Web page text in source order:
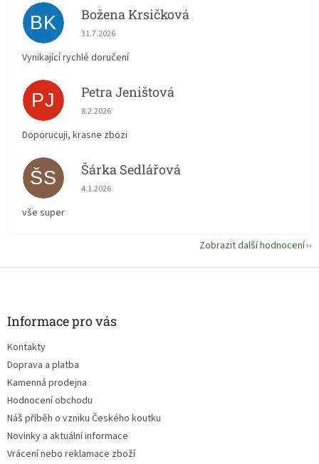
BK Božena Krsičková
Hodnocení obchodu je 5 z 5 hvězdiček.
31.7.2026
Vynikající rychlé doručení
PJ Petra Jeništová
Hodnocení obchodu je 5 z 5 hvězdiček.
8.2.2026
Doporucuji, krasne zbozi
ŠS Šárka Sedlářová
Hodnocení obchodu je 5 z 5 hvězdiček.
4.1.2026
vše super
Zobrazit další hodnocení
Informace pro vás
Kontakty
Doprava a platba
Kamenná prodejna
Hodnocení obchodu
Náš příběh o vzniku Českého koutku
Novinky a aktuální informace
Vrácení nebo reklamace zboží